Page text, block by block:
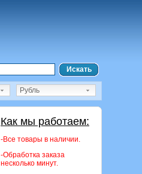
Искать
Рубль
Как мы работаем:
-Все товары в наличии.
-Обработка заказа
несколько минут.